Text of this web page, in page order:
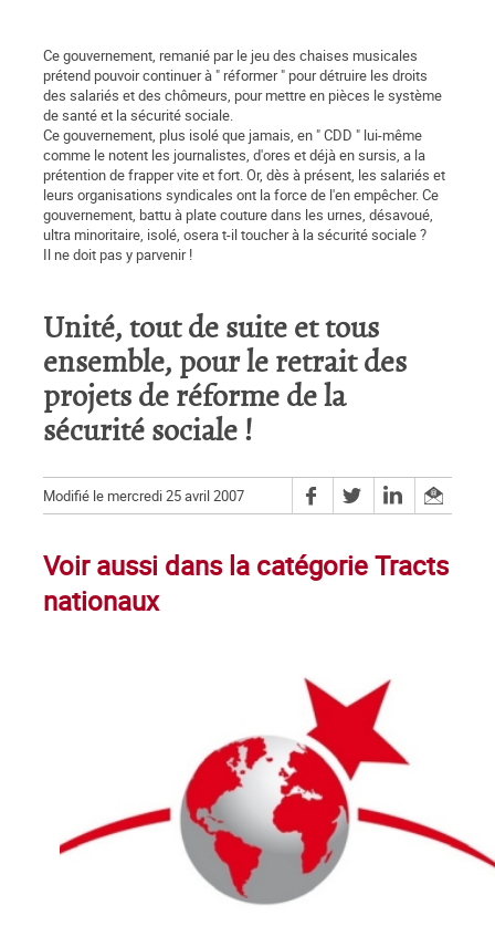
Ce gouvernement, remanié par le jeu des chaises musicales
prétend pouvoir continuer à " réformer " pour détruire les droits
des salariés et des chômeurs, pour mettre en pièces le système
de santé et la sécurité sociale.
Ce gouvernement, plus isolé que jamais, en " CDD " lui-même
comme le notent les journalistes, d'ores et déjà en sursis, a la
prétention de frapper vite et fort. Or, dès à présent, les salariés et
leurs organisations syndicales ont la force de l'en empêcher. Ce
gouvernement, battu à plate couture dans les urnes, désavoué,
ultra minoritaire, isolé, osera t-il toucher à la sécurité sociale ?
Il ne doit pas y parvenir !
Unité, tout de suite et tous
ensemble, pour le retrait des
projets de réforme de la
sécurité sociale !
Modifié le mercredi 25 avril 2007
Voir aussi dans la catégorie Tracts
nationaux